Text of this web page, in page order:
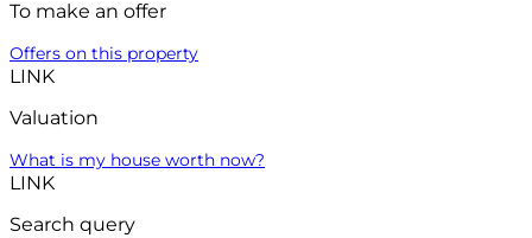
To make an offer
Offers on this property
LINK
Valuation
What is my house worth now?
LINK
Search query